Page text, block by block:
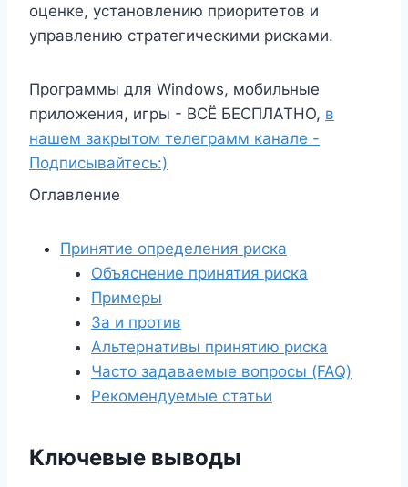
оценке, установлению приоритетов и
управлению стратегическими рисками.
Программы для Windows, мобильные
приложения, игры - ВСЁ БЕСПЛАТНО, в
нашем закрытом телеграмм канале -
Подписывайтесь:)
Оглавление
Принятие определения риска
Объяснение принятия риска
Примеры
За и против
Альтернативы принятию риска
Часто задаваемые вопросы (FAQ)
Рекомендуемые статьи
Ключевые выводы